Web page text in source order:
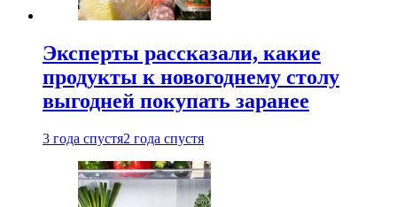
Эксперты рассказали, какие
продукты к новогоднему столу
выгодней покупать заранее
3 года спустя2 года спустя